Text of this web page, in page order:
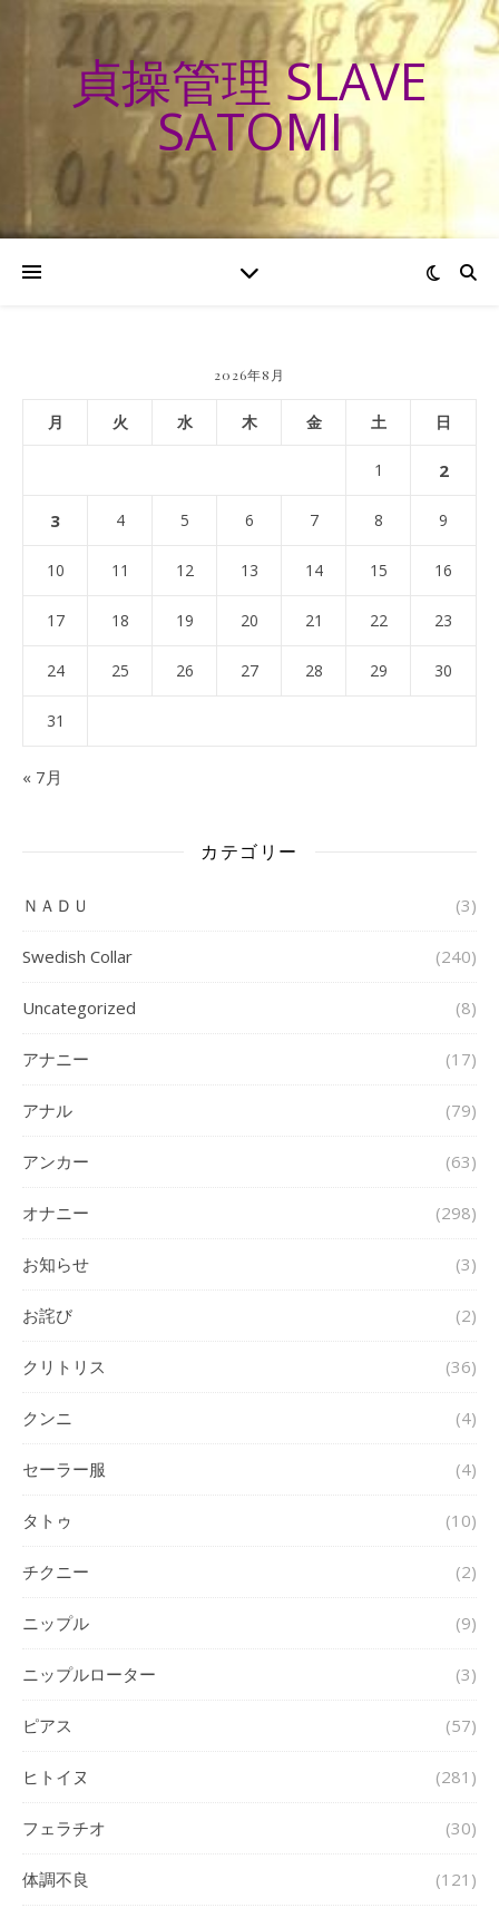
貞操管理 SLAVE
SATOMI
2026年8月
月 火 水 木 金 土 日
1 2
3 4 5 6 7 8 9
10 11 12 13 14 15 16
17 18 19 20 21 22 23
24 25 26 27 28 29 30
31
« 7月
カテゴリー
ＮＡＤＵ (3)
Swedish Collar (240)
Uncategorized (8)
アナニー (17)
アナル (79)
アンカー (63)
オナニー (298)
お知らせ (3)
お詫び (2)
クリトリス (36)
クンニ (4)
セーラー服 (4)
タトゥ (10)
チクニー (2)
ニップル (9)
ニップルローター (3)
ピアス (57)
ヒトイヌ (281)
フェラチオ (30)
体調不良 (121)